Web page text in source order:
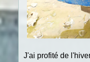
J'ai profité de